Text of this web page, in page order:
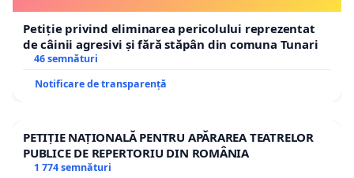
Petiție privind eliminarea pericolului reprezentat
de câinii agresivi și fără stăpân din comuna Tunari
46 semnături
Notificare de transparență
PETIȚIE NAȚIONALĂ PENTRU APĂRAREA TEATRELOR
PUBLICE DE REPERTORIU DIN ROMÂNIA
1 774 semnături